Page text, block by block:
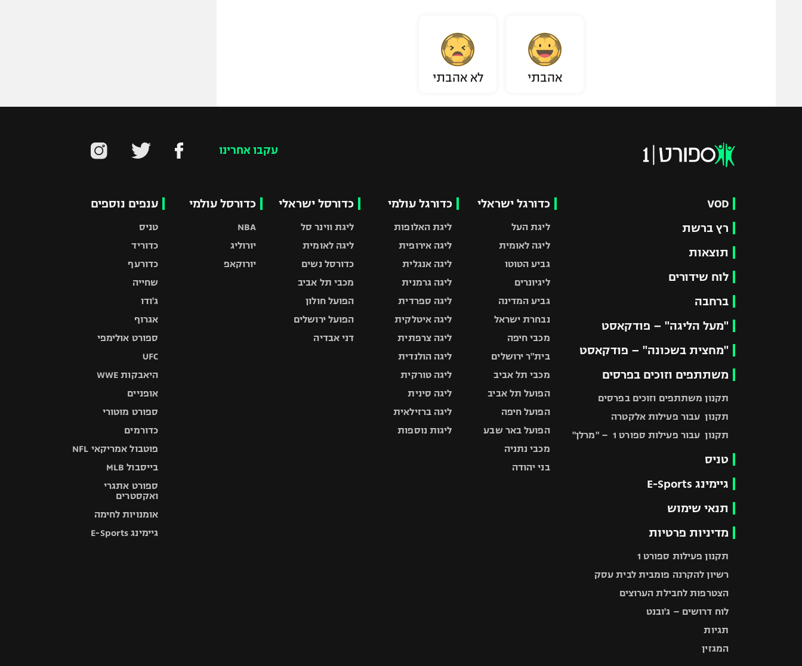
אהבתי לא אהבתי
עקבו אחרינו
VOD
רץ ברשת
תוצאות
לוח שידורים
ברחבה
"מעל הליגה" – פודקאסט
"מחצית בשכונה" – פודקאסט
משתתפים וזוכים בפרסים
תקנון משתתפים וזוכים בפרסים
תקנון עבור פעילות אלקטרה
תקנון עבור פעילות ספורט 1 – "מרלן"
טניס
גיימינג E-Sports
תנאי שימוש
מדיניות פרטיות
תקנון פעילות ספורט 1
רשיון להקרנה פומבית לבית עסק
הצטרפות לחבילת הערוצים
לוח דרושים – ג'ובנט
תגיות
המגזין
כדורגל ישראלי
ליגת העל
ליגה לאומית
גביע הטוטו
ליגיונרים
גביע המדינה
נבחרת ישראל
מכבי חיפה
בית"ר ירושלים
מכבי תל אביב
הפועל תל אביב
הפועל חיפה
הפועל באר שבע
מכבי נתניה
בני יהודה
כדורגל עולמי
ליגת האלופות
ליגה אירופית
ליגה אנגלית
ליגה גרמנית
ליגה ספרדית
ליגה איטלקית
ליגה צרפתית
ליגה הולנדית
ליגה טורקית
ליגה סינית
ליגה ברזילאית
ליגות נוספות
כדורסל ישראלי
ליגת ווינר סל
ליגה לאומית
כדורסל נשים
מכבי תל אביב
הפועל חולון
הפועל ירושלים
דני אבדיה
כדורסל עולמי
NBA
יורוליג
יורוקאפ
ענפים נוספים
טניס
כדוריד
כדורעף
שחייה
ג'ודו
אגרוף
ספורט אולימפי
UFC
היאבקות WWE
אופניים
ספורט מוטורי
כדורמים
פוטבול אמריקאי NFL
בייסבול MLB
ספורט אתגרי
ואקסטרים
אומנויות לחימה
גיימינג E-Sports